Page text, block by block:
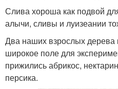
Слива хороша как подвой
алычи, сливы и луизеании
Два наших взрослых дерева
широкое поле для
прижились абрикос,
персика.